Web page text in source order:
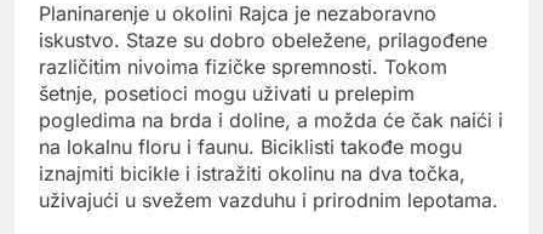
Planinarenje u okolini Rajca je nezaboravno
iskustvo. Staze su dobro obeležene, prilagođene
različitim nivoima fizičke spremnosti. Tokom
šetnje, posetioci mogu uživati u prelepim
pogledima na brda i doline, a možda će čak naići i
na lokalnu floru i faunu. Biciklisti takođe mogu
iznajmiti bicikle i istražiti okolinu na dva točka,
uživajući u svežem vazduhu i prirodnim lepotama.